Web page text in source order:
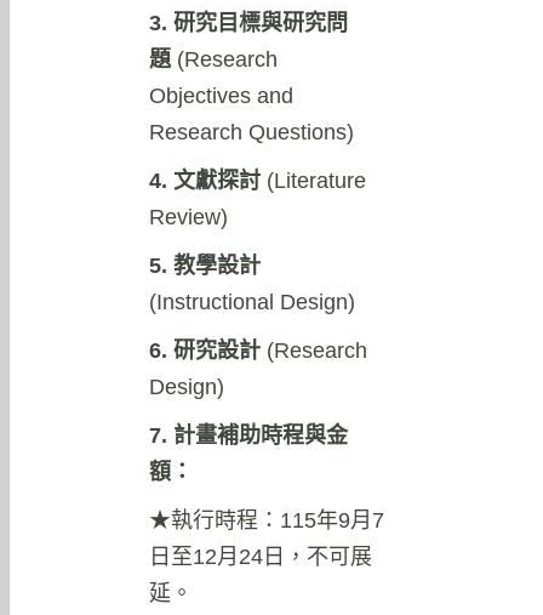
3. 研究目標與研究問
題 (Research
Objectives and
Research Questions)
4. 文獻探討 (Literature
Review)
5. 教學設計
(Instructional Design)
6. 研究設計 (Research
Design)
7. 計畫補助時程與金
額：
★執行時程：115年9月7
日至12月24日，不可展
延。